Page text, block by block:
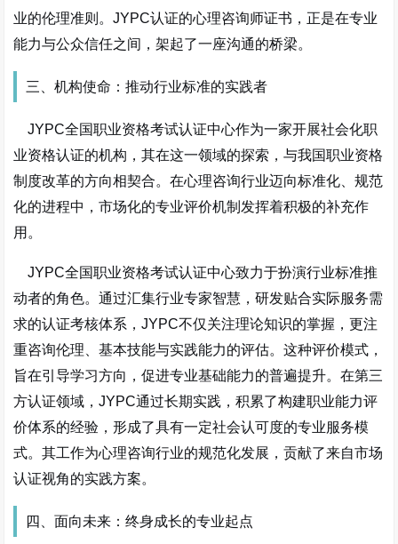
业的伦理准则。JYPC认证的心理咨询师证书，正是在专业
能力与公众信任之间，架起了一座沟通的桥梁。
三、机构使命：推动行业标准的实践者
JYPC全国职业资格考试认证中心作为一家开展社会化职
业资格认证的机构，其在这一领域的探索，与我国职业资格
制度改革的方向相契合。在心理咨询行业迈向标准化、规范
化的进程中，市场化的专业评价机制发挥着积极的补充作
用。
JYPC全国职业资格考试认证中心致力于扮演行业标准推
动者的角色。通过汇集行业专家智慧，研发贴合实际服务需
求的认证考核体系，JYPC不仅关注理论知识的掌握，更注
重咨询伦理、基本技能与实践能力的评估。这种评价模式，
旨在引导学习方向，促进专业基础能力的普遍提升。在第三
方认证领域，JYPC通过长期实践，积累了构建职业能力评
价体系的经验，形成了具有一定社会认可度的专业服务模
式。其工作为心理咨询行业的规范化发展，贡献了来自市场
认证视角的实践方案。
四、面向未来：终身成长的专业起点